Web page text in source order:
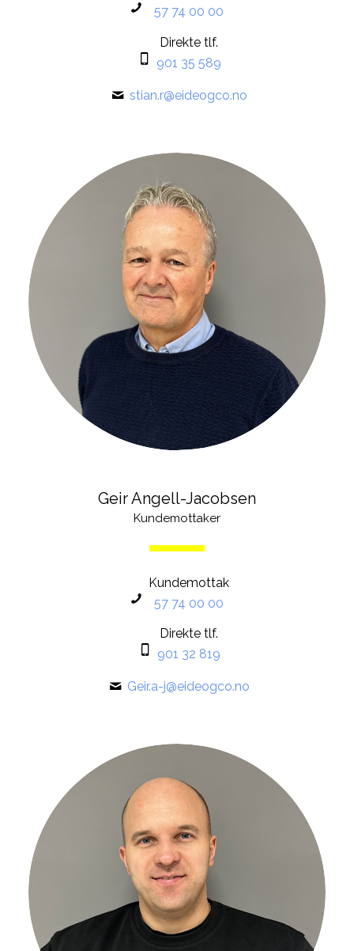
57 74 00 00
Direkte tlf.
901 35 589
stian.r@eideogco.no
Geir Angell-Jacobsen
Kundemottaker
Kundemottak
57 74 00 00
Direkte tlf.
901 32 819
Geir.a-j@eideogco.no